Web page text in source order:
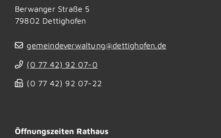
Berwanger Straße 5
79802 Dettighofen
gemeindeverwaltung@dettighofen.de
(0 77 42) 92 07-0
(0 77 42) 92 07-22
Öffnungszeiten Rathaus